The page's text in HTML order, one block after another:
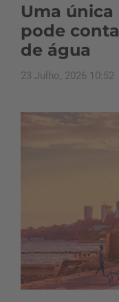
Uma
pode
de água
23 Julho, 2026 10:52